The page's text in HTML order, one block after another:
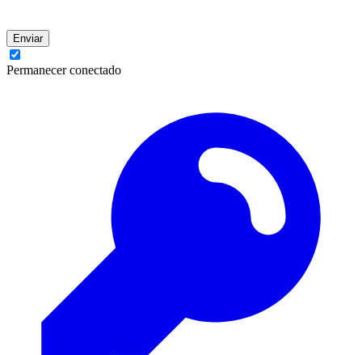
Enviar
Permanecer conectado